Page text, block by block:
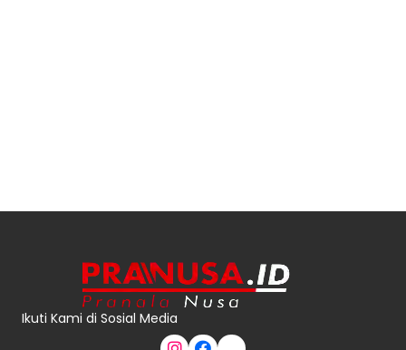
Ikuti Kami di Sosial Media